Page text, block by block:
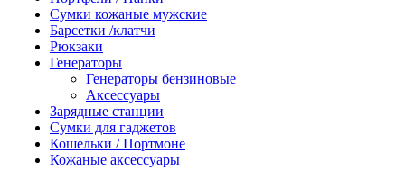
Сумки кожаные мужские
Барсетки /клатчи
Рюкзаки
Генераторы
Генераторы бензиновые
Аксессуары
Зарядные станции
Сумки для гаджетов
Кошельки / Портмоне
Кожаные аксессуары